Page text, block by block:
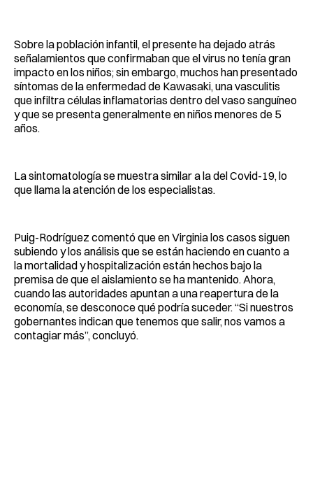
Sobre la población infantil, el presente ha dejado atrás
señalamientos que confirmaban que el virus no tenía gran
impacto en los niños; sin embargo, muchos han presentado
síntomas de la enfermedad de Kawasaki, una vasculitis
que infiltra células inflamatorias dentro del vaso sanguíneo
y que se presenta generalmente en niños menores de 5
años.
La sintomatología se muestra similar a la del Covid-19, lo
que llama la atención de los especialistas.
Puig-Rodríguez comentó que en Virginia los casos siguen
subiendo y los análisis que se están haciendo en cuanto a
la mortalidad y hospitalización están hechos bajo la
premisa de que el aislamiento se ha mantenido. Ahora,
cuando las autoridades apuntan a una reapertura de la
economía, se desconoce qué podría suceder. “Si nuestros
gobernantes indican que tenemos que salir, nos vamos a
contagiar más”, concluyó.